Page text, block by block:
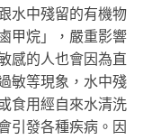
水中殘留的有機物
甲烷」，嚴重影響
感的人也會因為直
敏等現象，水中殘
食用經自來水清洗
引發各種疾病。因